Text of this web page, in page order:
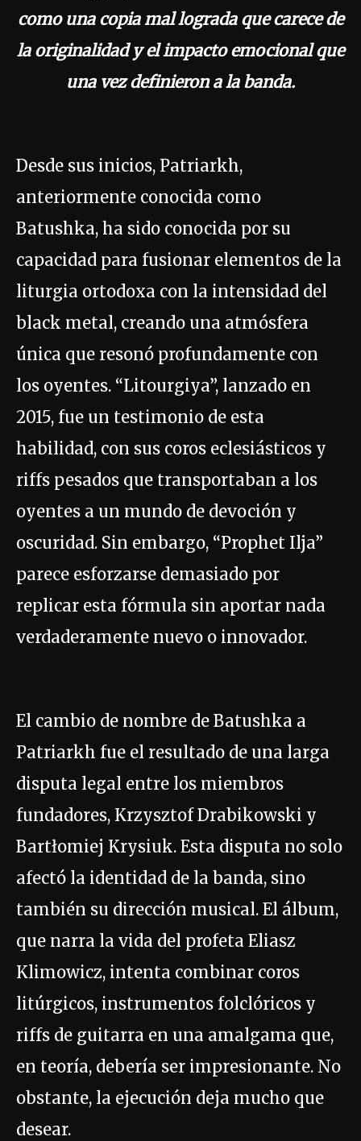
como una copia mal lograda que carece de
la originalidad y el impacto emocional que
una vez definieron a la banda.
Desde sus inicios, Patriarkh,
anteriormente conocida como
Batushka, ha sido conocida por su
capacidad para fusionar elementos de la
liturgia ortodoxa con la intensidad del
black metal, creando una atmósfera
única que resonó profundamente con
los oyentes. “Litourgiya”, lanzado en
2015, fue un testimonio de esta
habilidad, con sus coros eclesiásticos y
riffs pesados que transportaban a los
oyentes a un mundo de devoción y
oscuridad. Sin embargo, “Prophet Ilja”
parece esforzarse demasiado por
replicar esta fórmula sin aportar nada
verdaderamente nuevo o innovador.
El cambio de nombre de Batushka a
Patriarkh fue el resultado de una larga
disputa legal entre los miembros
fundadores, Krzysztof Drabikowski y
Bartłomiej Krysiuk. Esta disputa no solo
afectó la identidad de la banda, sino
también su dirección musical. El álbum,
que narra la vida del profeta Eliasz
Klimowicz, intenta combinar coros
litúrgicos, instrumentos folclóricos y
riffs de guitarra en una amalgama que,
en teoría, debería ser impresionante. No
obstante, la ejecución deja mucho que
desear.